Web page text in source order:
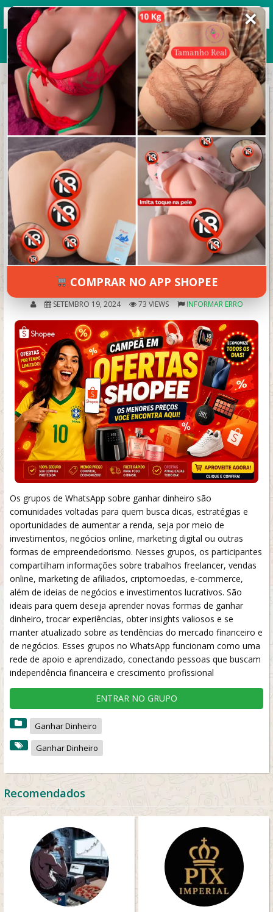
Grupos de WhatsApp 2026
+ Enviar grupo
GANHE DINHEIRO COM SEU MARKETPLACE
SETEMBRO 19, 2024 73 VIEWS INFORMAR ERRO
Os grupos de WhatsApp sobre ganhar dinheiro são
comunidades voltadas para quem busca dicas, estratégias e
oportunidades de aumentar a renda, seja por meio de
investimentos, negócios online, marketing digital ou outras
formas de empreendedorismo. Nesses grupos, os participantes
compartilham informações sobre trabalhos freelancer, vendas
online, marketing de afiliados, criptomoedas, e-commerce,
além de ideias de negócios e investimentos lucrativos. São
ideais para quem deseja aprender novas formas de ganhar
dinheiro, trocar experiências, obter insights valiosos e se
manter atualizado sobre as tendências do mercado financeiro e
de negócios. Esses grupos no WhatsApp funcionam como uma
rede de apoio e aprendizado, conectando pessoas que buscam
independência financeira e crescimento profissional
ENTRAR NO GRUPO
Ganhar Dinheiro
Ganhar Dinheiro
Recomendados
✕
COMPRAR NO APP SHOPEE